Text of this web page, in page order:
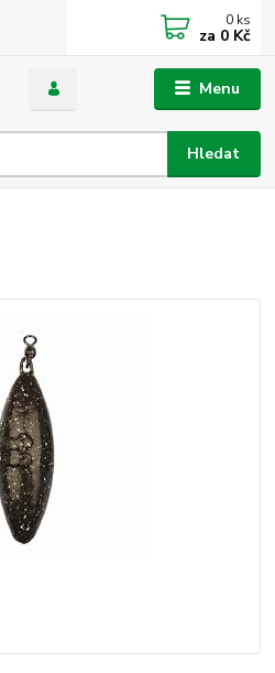
Menu
Hledat
0 ks
za 0 Kč